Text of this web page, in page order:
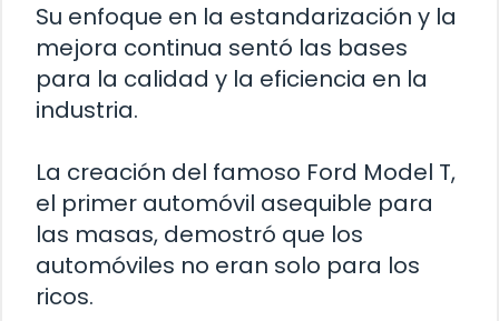
Su enfoque en la estandarización y la
mejora continua sentó las bases
para la calidad y la eficiencia en la
industria.
La creación del famoso Ford Model T,
el primer automóvil asequible para
las masas, demostró que los
automóviles no eran solo para los
ricos.